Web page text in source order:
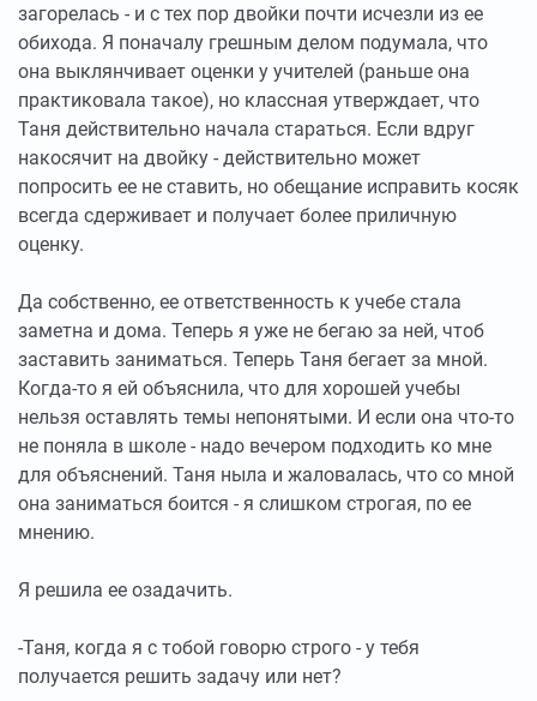
загорелась - и с тех пор двойки почти исчезли из ее
обихода. Я поначалу грешным делом подумала, что
она выклянчивает оценки у учителей (раньше она
практиковала такое), но классная утверждает, что
Таня действительно начала стараться. Если вдруг
накосячит на двойку - действительно может
попросить ее не ставить, но обещание исправить косяк
всегда сдерживает и получает более приличную
оценку.
Да собственно, ее ответственность к учебе стала
заметна и дома. Теперь я уже не бегаю за ней, чтоб
заставить заниматься. Теперь Таня бегает за мной.
Когда-то я ей объяснила, что для хорошей учебы
нельзя оставлять темы непонятыми. И если она что-то
не поняла в школе - надо вечером подходить ко мне
для объяснений. Таня ныла и жаловалась, что со мной
она заниматься боится - я слишком строгая, по ее
мнению.
Я решила ее озадачить.
-Таня, когда я с тобой говорю строго - у тебя
получается решить задачу или нет?